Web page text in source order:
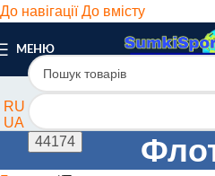
До навігаціїДо вмісту
МЕНЮ
RU
UA